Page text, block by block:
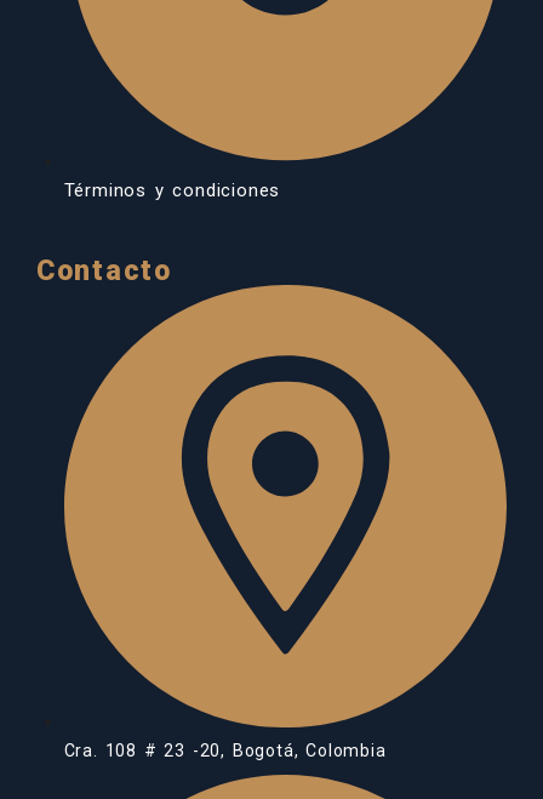
Términos y condiciones
Contacto
Cra. 108 # 23 -20, Bogotá, Colombia